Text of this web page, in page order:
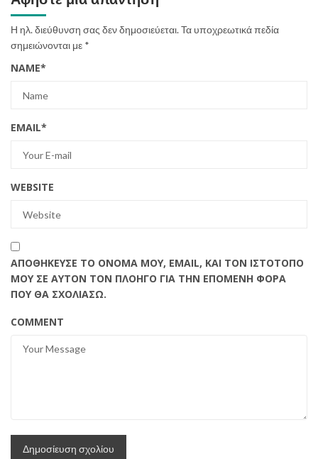
Η ηλ. διεύθυνση σας δεν δημοσιεύεται.Τα υποχρεωτικά πεδία
σημειώνονται με *
NAME*
EMAIL*
WEBSITE
ΑΠΟΘΉΚΕΥΣΕ ΤΟ ΌΝΟΜΆ ΜΟΥ, EMAIL, ΚΑΙ ΤΟΝ ΙΣΤΌΤΟΠΟ
ΜΟΥ ΣΕ ΑΥΤΌΝ ΤΟΝ ΠΛΟΗΓΌ ΓΙΑ ΤΗΝ ΕΠΌΜΕΝΗ ΦΟΡΆ
ΠΟΥ ΘΑ ΣΧΟΛΙΆΣΩ.
COMMENT